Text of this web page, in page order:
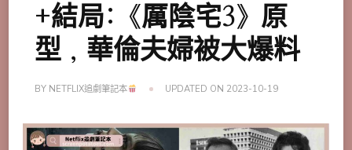
+結局:《厲陰宅3》原
型，華倫夫婦被大爆料
BY NETFLIX追劇筆記本 UPDATED ON 2023-10-19